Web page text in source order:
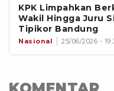
KPK Limpahkan
Wakil Hingga Juru
Tipikor Bandung
Nasional 25/06/2026 -